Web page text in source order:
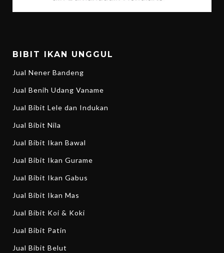
BIBIT IKAN UNGGUL
Jual Nener Bandeng
Jual Benih Udang Vaname
Jual Bibit Lele dan Indukan
Jual Bibit Nila
Jual Bibit Ikan Bawal
Jual Bibit Ikan Gurame
Jual Bibit Ikan Gabus
Jual Bibit Ikan Mas
Jual Bibit Koi & Koki
Jual Bibit Patin
Jual Bibit Belut